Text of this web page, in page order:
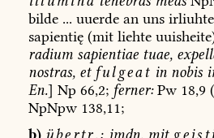
bilde... uuerdeanuns
sapientię(mitliehte
radiumsapientiaetuae,
nostras,et fulgeat in nobis
En.] Np66,2; ferner:Pw 18,9 (
NpNpw138,11;